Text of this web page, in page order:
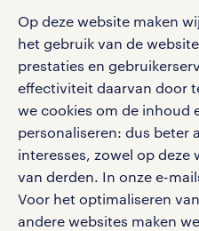
Op deze website maken
het gebruik van de
prestaties en
effectiviteit daarvan door
we cookies om de inhoud
personaliseren: dus beter
interesses, zowel op deze
van derden. In onze e-
Voor het optimaliseren
andere websites maken
social media
Volg ons voor de leukste
vacatures, solliciteren en
werken bij randstad